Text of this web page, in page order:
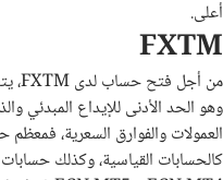
أعلى.
FXTM
وهو الحد الأدنى للإيداع المبدئي